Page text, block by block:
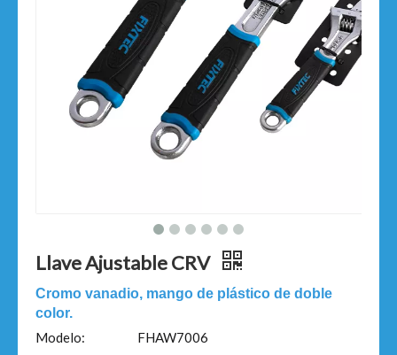
Llave Ajustable CRV
Cromo vanadio, mango de plástico de doble
color.
Modelo:
FHAW7006